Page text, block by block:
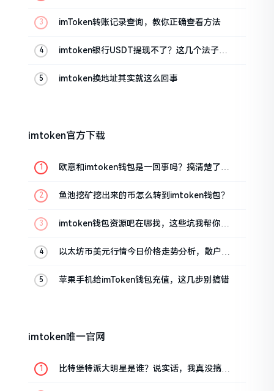
imToken转账记录查询，教你正确查看方法
imtoken银行USDT提现不了？这几个法子能
imtoken换地址其实就这么回事
imtoken官方下载
欧意和imtoken钱包是一回事吗？搞清楚了再
鱼池挖矿挖出来的币怎么转到imtoken钱包？
imtoken钱包资源吧在哪找，这些坑我帮你趟
以太坊币美元行情今日价格走势分析，散户如
苹果手机给imToken钱包充值，这几步别搞错
imtoken唯一官网
比特堡特派大明星是谁？说实话，我真没搞明